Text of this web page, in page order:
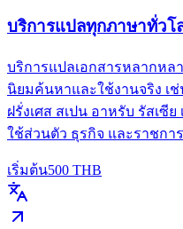
บริการแปลทุกภาษาทั่วโ
บริการแปลเอกสารหลากห
นิยมค้นหาและใช้งานจริง เ
ฝรั่งเศส สเปน อาหรับ รัสเซี
ใช้ส่วนตัว ธุรกิจ และราชการ
เริ่มต้น500 THB